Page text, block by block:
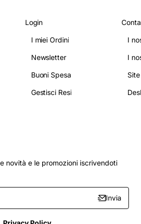
Login
I miei Ordini
Newsletter
Buoni Spesa
Gestisci Resi
I
I
novità e le promozioni iscrivendoti
Invia